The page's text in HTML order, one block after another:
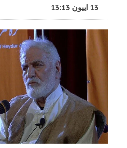
13 اییون 13:13